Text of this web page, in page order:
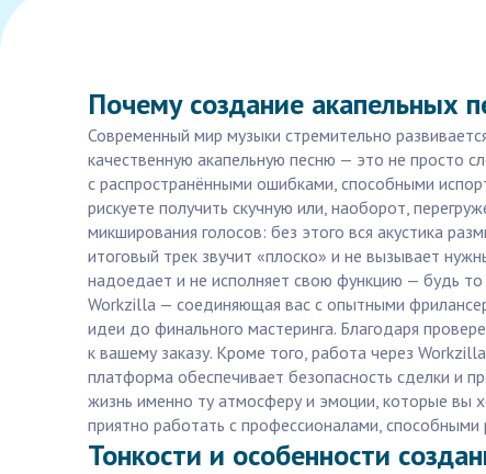
Почему создание акапельных
Современный мир музыки стремительно
качественную акапельную песню — это не просто
с распространёнными ошибками, способными
рискуете получить скучную или, наоборот,
микширования голосов: без этого вся акустика
итоговый трек звучит «плоско» и не вызывает
надоедает и не исполняет свою функцию — будь
Workzilla — соединяющая вас с опытными
идеи до финального мастеринга. Благодаря
к вашему заказу. Кроме того, работа через
платформа обеспечивает безопасность сделки и
жизнь именно ту атмосферу и эмоции, которые вы
приятно работать с профессионалами,
Тонкости и особенности